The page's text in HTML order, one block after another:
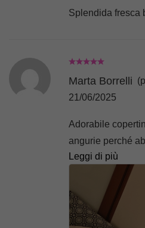
Splendida fresca
Marta Borrelli
21/06/2025
Adorabile
angurie perché
con tema
Leggi di più